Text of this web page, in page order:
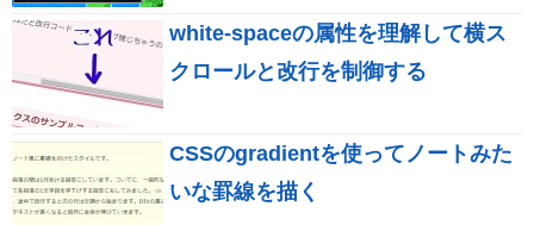
white-spaceの属性を理解して横ス
クロールと改行を制御する
CSSのgradientを使ってノートみた
いな罫線を描く